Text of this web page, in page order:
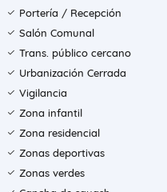
Portería / Recepción
Salón Comunal
Trans. público cercano
Urbanización Cerrada
Vigilancia
Zona infantil
Zona residencial
Zonas deportivas
Zonas verdes